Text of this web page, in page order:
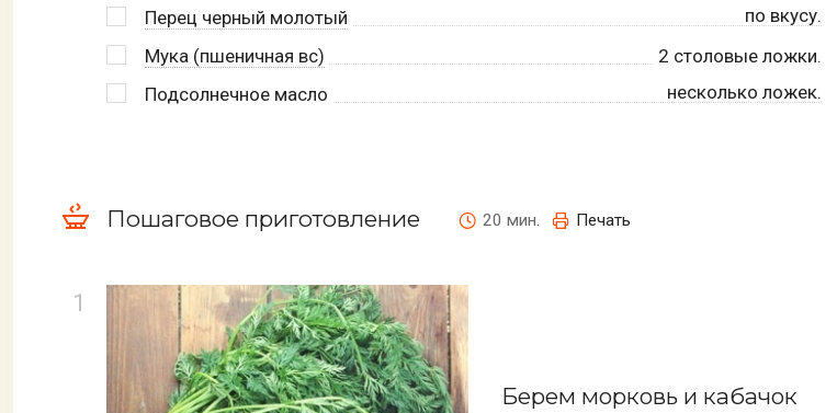
Перец черный молотый
по вкусу.
Мука (пшеничная вс)
2 столовые ложки.
Подсолнечное масло
несколько ложек.
Пошаговое приготовление 20 мин. Печать
Берем морковь и кабачок